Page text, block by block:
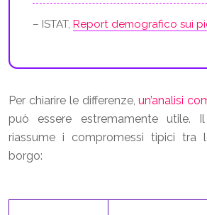
– ISTAT, Report demografico sui
Per chiarire le differenze,un’analisi
può essere estremamente utile.
riassume i compromessi tipici tra
borgo: